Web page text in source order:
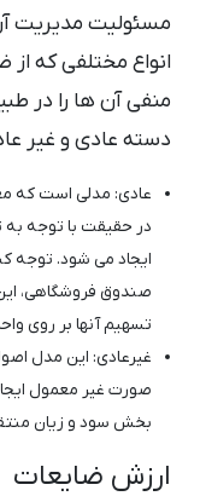
مسئولیت مدیریت آن
انواع مختلفی که
منفی آن ها را در
دسته عادی و غیر
عادی: مدلی است که
در حقیقت با توجه
ایجاد می شود. توجه
صندوق فروشگاهی،
تسهیم آنها بر روی
غیرعادی: این مدل
صورت غیر معمول
بخش سود و زیان
ارزش ضایعات